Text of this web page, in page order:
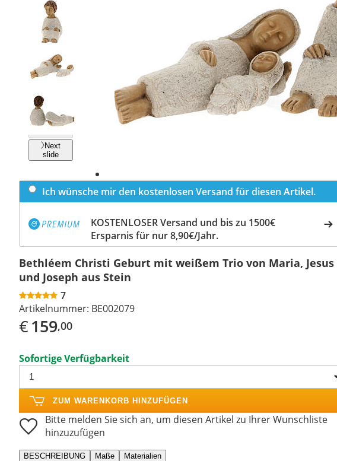
Previous
Next
slide
Ich wünsche mir den kostenlosen Versand für diesen Artikel.
KOSTENLOSER Versand und bis zu 1500€
Ersparnis für nur 8,90€/Jahr.
Bethléem Christi Geburt mit weißem Trio von Maria, Jesus
und Joseph aus Stein
7
Artikelnummer: BE002079
€159,00
Sofortige Verfügbarkeit
ZUM WARENKORB HINZUFÜGEN
Bitte melden Sie sich an, um diesen Artikel zu Ihrer Wunschliste
hinzuzufügen
BESCHREIBUNG Maße Materialien